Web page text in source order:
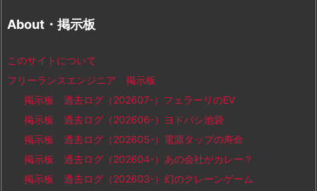
About・掲示板
このサイトについて
フリーランスエンジニア 掲示板
掲示板 過去ログ（202607-）フェラーリのEV
掲示板 過去ログ（202606-）ヨドバシ池袋
掲示板 過去ログ（202605-）電源タップの寿命
掲示板 過去ログ（202604-）あの会社がカレー？
掲示板 過去ログ（202603-）幻のクレーンゲーム